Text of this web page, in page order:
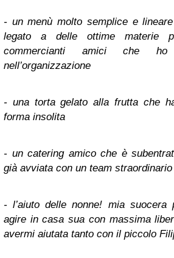
- un menù molto semplice e
legato a delle ottime materie
commercianti amici che ho
nell’organizzazione
- una torta gelato alla frutta che
forma insolita
- un catering amico che è
già avviata con un team straordinario
- l’aiuto delle nonne! mia suocera
agire in casa sua con massima
avermi aiutata tanto con il piccolo